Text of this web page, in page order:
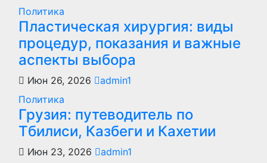
Политика
Пластическая хирургия: виды
процедур, показания и важные
аспекты выбора
Июн 26, 2026
admin1
Политика
Грузия: путеводитель по
Тбилиси, Казбеги и Кахетии
Июн 23, 2026
admin1